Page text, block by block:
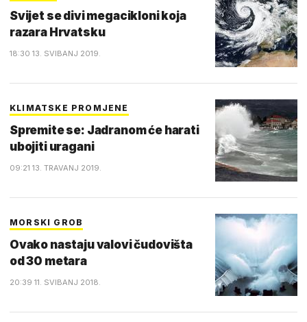
Svijet se divi megacikloni koja
razara Hrvatsku
18:30 13. SVIBANJ 2019.
KLIMATSKE PROMJENE
Spremite se: Jadranom će harati
ubojiti uragani
09:21 13. TRAVANJ 2019.
MORSKI GROB
Ovako nastaju valovi čudovišta
od 30 metara
20:39 11. SVIBANJ 2018.